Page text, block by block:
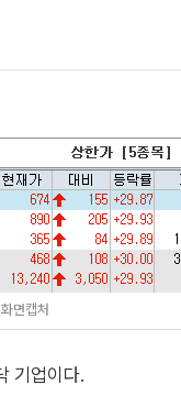
면캡처
기업이다.